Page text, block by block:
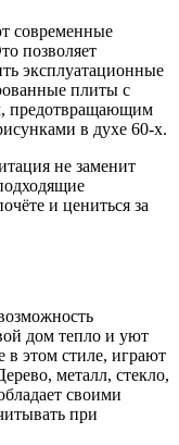
современные
позволяет
эксплуатационные
плиты с
предотвращающим
в духе 60-х.
не заменит
и цениться за
дом тепло и уют
этом стиле, играют
металл, стекло,
своими
при